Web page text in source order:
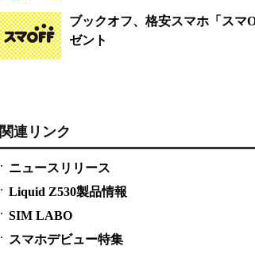
ブックオフ、格安スマホ「ス
ゼント
関連リンク
ニュースリリース
Liquid Z530製品情報
SIM LABO
スマホデビュー特集